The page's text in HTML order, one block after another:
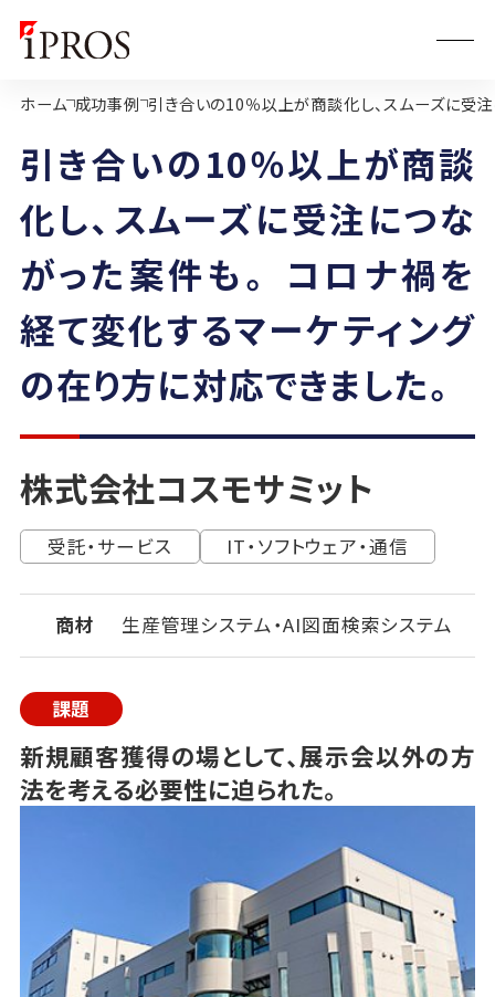
ホーム 成功事例 引き合いの10％以上が商談化し、スムーズに受
引き合いの10％以上が商談
化し、スムーズに受注につな
がった案件も。 コロナ禍を
経て変化するマーケティング
の在り方に対応できました。
株式会社コスモサミット
受託・サービス IT・ソフトウェア・通信
商材 生産管理システム・AI図面検索システム
課題
新規顧客獲得の場として、展示会以外の方
法を考える必要性に迫られた。